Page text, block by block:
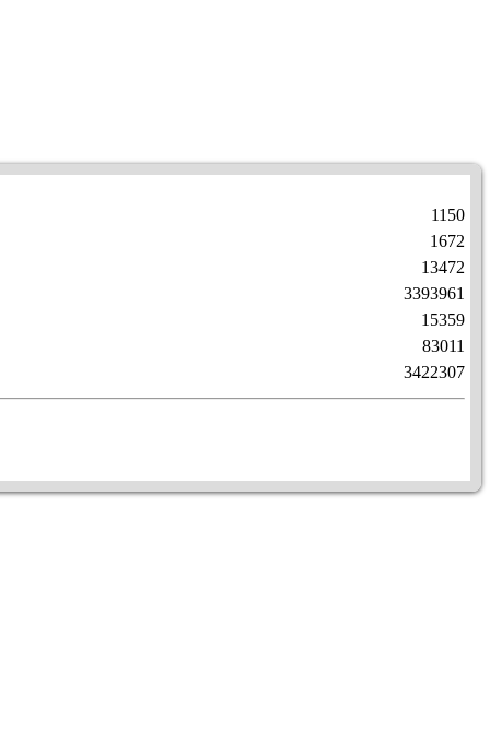
1150
1672
13472
3393961
15359
83011
3422307